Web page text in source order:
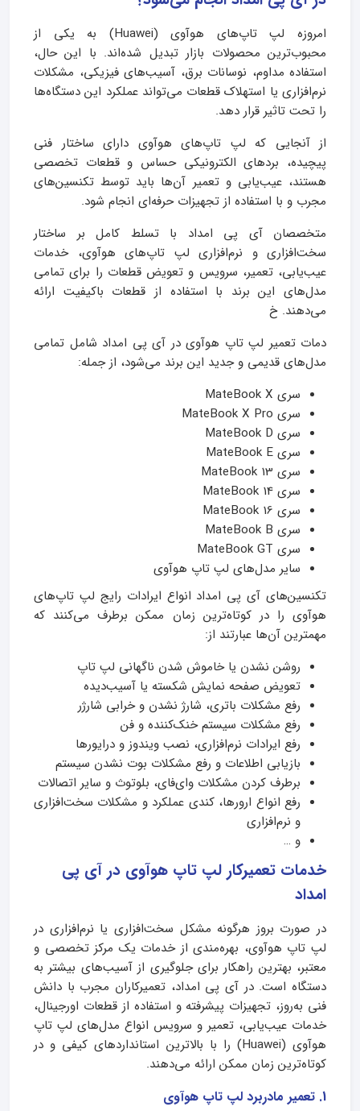
امروزه لپ تاپ‌های هوآوی (Huawei) به یکی از
محبوب‌ترین محصولات بازار تبدیل شده‌اند. با این حال،
استفاده مداوم، نوسانات برق، آسیب‌های فیزیکی، مشکلات
نرم‌افزاری یا استهلاک قطعات می‌تواند عملکرد این دستگاه‌ها
را تحت تاثیر قرار دهد.
از آنجایی که لپ تاپ‌های هوآوی دارای ساختار فنی
پیچیده، بردهای الکترونیکی حساس و قطعات تخصصی
هستند، عیب‌یابی و تعمیر آن‌ها باید توسط تکنسین‌های
مجرب و با استفاده از تجهیزات حرفه‌ای انجام شود.
متخصصان آی پی امداد با تسلط کامل بر ساختار
سخت‌افزاری و نرم‌افزاری لپ تاپ‌های هوآوی، خدمات
عیب‌یابی، تعمیر، سرویس و تعویض قطعات را برای تمامی
مدل‌های این برند با استفاده از قطعات باکیفیت ارائه
می‌دهند. خ
دمات تعمیر لپ تاپ هوآوی در آی پی امداد شامل تمامی
مدل‌های قدیمی و جدید این برند می‌شود، از جمله:
سری MateBook X
سری MateBook X Pro
سری MateBook D
سری MateBook E
سری MateBook 13
سری MateBook 14
سری MateBook 16
سری MateBook B
سری MateBook GT
سایر مدل‌های لپ تاپ هوآوی
تکنسین‌های آی پی امداد انواع ایرادات رایج لپ تاپ‌های
هوآوی را در کوتاه‌ترین زمان ممکن برطرف می‌کنند که
مهمترین آن‌ها عبارتند از:
روشن نشدن یا خاموش شدن ناگهانی لپ تاپ
تعویض صفحه نمایش شکسته یا آسیب‌دیده
رفع مشکلات باتری، شارژ نشدن و خرابی شارژر
رفع مشکلات سیستم خنک‌کننده و فن
رفع ایرادات نرم‌افزاری، نصب ویندوز و درایورها
بازیابی اطلاعات و رفع مشکلات بوت نشدن سیستم
برطرف کردن مشکلات وای‌فای، بلوتوث و سایر اتصالات
رفع انواع ارورها، کندی عملکرد و مشکلات سخت‌افزاری
و نرم‌افزاری
و …
خدمات تعمیرکار لپ تاپ هوآوی در آی پی
امداد
در صورت بروز هرگونه مشکل سخت‌افزاری یا نرم‌افزاری در
لپ تاپ هوآوی، بهره‌مندی از خدمات یک مرکز تخصصی و
معتبر، بهترین راهکار برای جلوگیری از آسیب‌های بیشتر به
دستگاه است. در آی پی امداد، تعمیرکاران مجرب با دانش
فنی به‌روز، تجهیزات پیشرفته و استفاده از قطعات اورجینال،
خدمات عیب‌یابی، تعمیر و سرویس انواع مدل‌های لپ تاپ
هوآوی (Huawei) را با بالاترین استانداردهای کیفی و در
کوتاه‌ترین زمان ممکن ارائه می‌دهند.
1. تعمیر مادربرد لپ تاپ هوآوی